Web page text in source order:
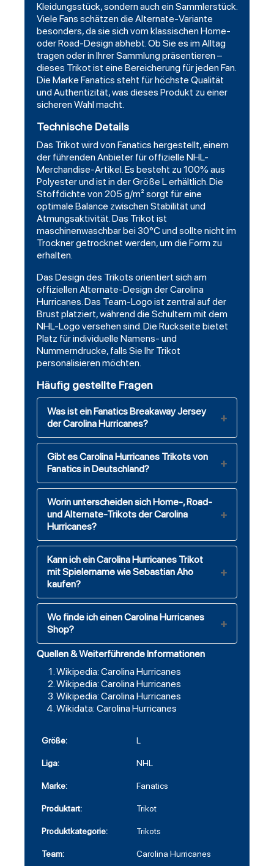
Kleidungsstück, sondern auch ein Sammlerstück.
Viele Fans schätzen die Alternate-Variante
besonders, da sie sich vom klassischen Home-
oder Road-Design abhebt. Ob Sie es im Alltag
tragen oder in Ihrer Sammlung präsentieren –
dieses Trikot ist eine Bereicherung für jeden Fan.
Die Marke Fanatics steht für höchste Qualität
und Authentizität, was dieses Produkt zu einer
sicheren Wahl macht.
Technische Details
Das Trikot wird von Fanatics hergestellt, einem
der führenden Anbieter für offizielle NHL-
Merchandise-Artikel. Es besteht zu 100% aus
Polyester und ist in der Größe L erhältlich. Die
Stoffdichte von 205 g/m² sorgt für eine
optimale Balance zwischen Stabilität und
Atmungsaktivität. Das Trikot ist
maschinenwaschbar bei 30°C und sollte nicht im
Trockner getrocknet werden, um die Form zu
erhalten.
Das Design des Trikots orientiert sich am
offiziellen Alternate-Design der Carolina
Hurricanes. Das Team-Logo ist zentral auf der
Brust platziert, während die Schultern mit dem
NHL-Logo versehen sind. Die Rückseite bietet
Platz für individuelle Namens- und
Nummerndrucke, falls Sie Ihr Trikot
personalisieren möchten.
Häufig gestellte Fragen
Was ist ein Fanatics Breakaway Jersey
der Carolina Hurricanes?
Gibt es Carolina Hurricanes Trikots von
Fanatics in Deutschland?
Worin unterscheiden sich Home-, Road-
und Alternate-Trikots der Carolina
Hurricanes?
Kann ich ein Carolina Hurricanes Trikot
mit Spielername wie Sebastian Aho
kaufen?
Wo finde ich einen Carolina Hurricanes
Shop?
Quellen & Weiterführende Informationen
Wikipedia: Carolina Hurricanes
Wikipedia: Carolina Hurricanes
Wikipedia: Carolina Hurricanes
Wikidata: Carolina Hurricanes
Größe: L
Liga: NHL
Marke: Fanatics
Produktart: Trikot
Produktkategorie: Trikots
Team: Carolina Hurricanes